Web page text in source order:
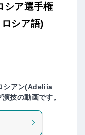
シア選手権
シア語)
シアン(Adeliia
技の動画です。